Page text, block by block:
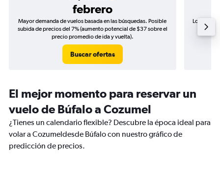
febrero
Mayor demanda de vuelos basada en las búsquedas. Posible
subida de precios del 7% (aumento potencial de $37 sobre el
precio promedio de ida y vuelta).
Buscar ofertas
Los
de
El mejor momento para reservar un
vuelo de Búfalo a Cozumel
¿Tienes un calendario flexible? Descubre la época ideal para
volar a Cozumeldesde Búfalo con nuestro gráfico de
predicción de precios.